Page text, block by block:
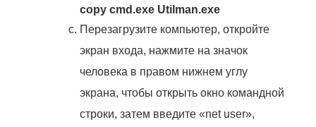
copy cmd.exe Utilman.exe
Перезагрузите компьютер, откройте
экран входа, нажмите на значок
человека в правом нижнем углу
экрана, чтобы открыть окно командной
строки, затем введите «net user»,